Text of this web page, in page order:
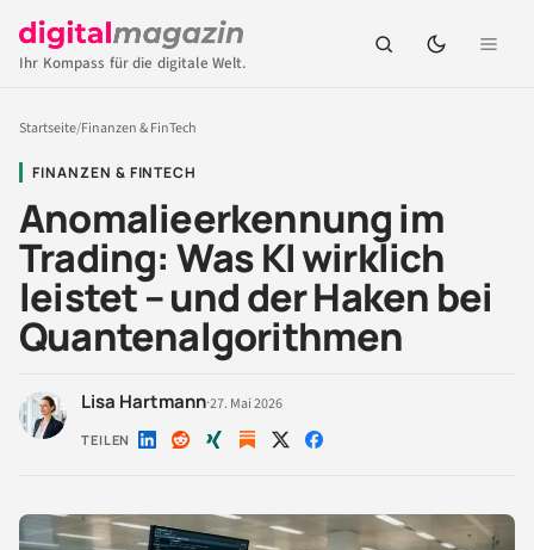
Ihr Kompass für die digitale Welt.
Startseite/Finanzen & FinTech
FINANZEN & FINTECH
Anomalieerkennung im
Trading: Was KI wirklich
leistet – und der Haken bei
Quantenalgorithmen
Lisa Hartmann·27. Mai 2026
TEILEN Auf Auf Auf Auf Auf